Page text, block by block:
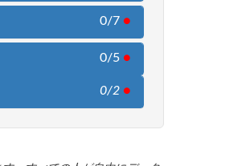
0/7 ●
0/5 ●
0/2 ●